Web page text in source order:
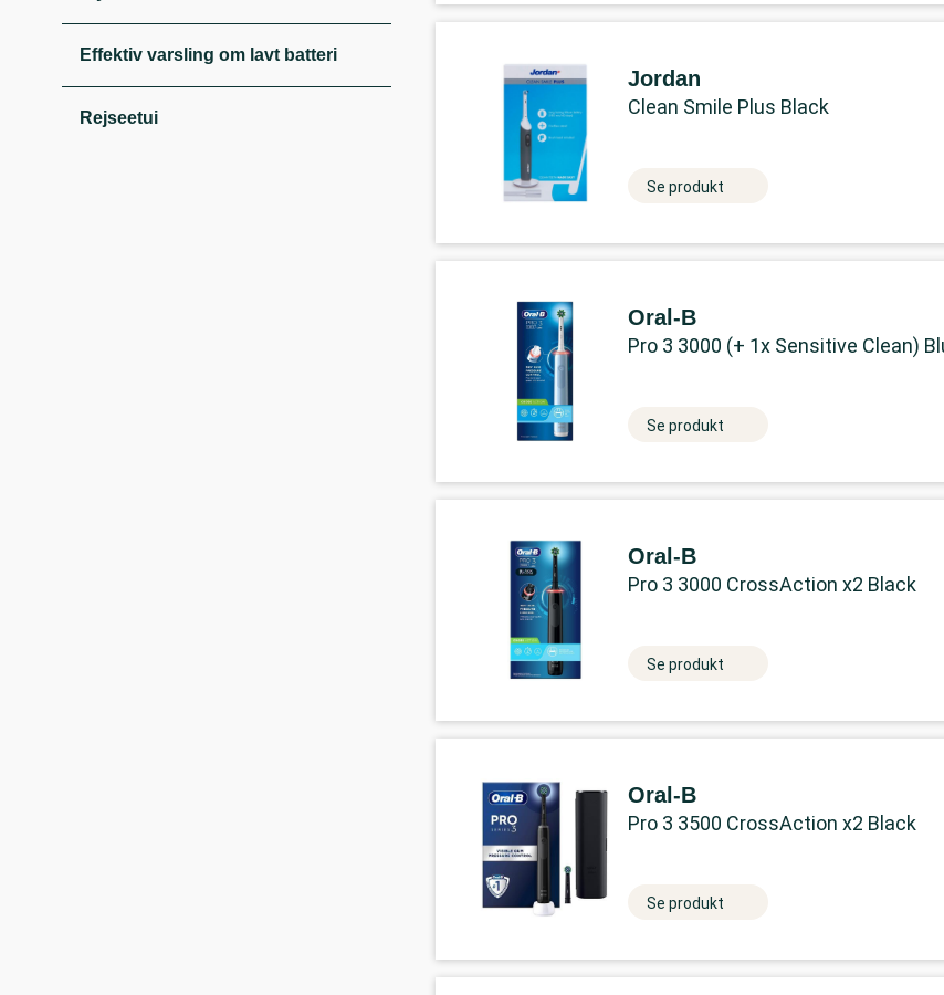
Effektiv varsling om lavt batteri
Rejseetui
Jordan
Clean Smile Plus Black
Se produkt
Oral-B
Pro 3 3000 (+ 1x Sensitive Clean)
Se produkt
Oral-B
Pro 3 3000 CrossAction x2 Black
Se produkt
Oral-B
Pro 3 3500 CrossAction x2 Black
Se produkt